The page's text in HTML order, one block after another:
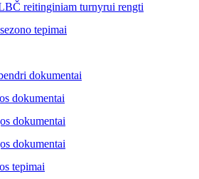
reitinginiam turnyrui rengti
tepimai
dokumentai
dokumentai
dokumentai
dokumentai
tepimai